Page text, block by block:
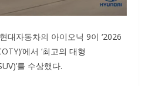
대자동차의 아이오닉 9이 ‘2026
에서 ‘최고의 대형
를 수상했다.